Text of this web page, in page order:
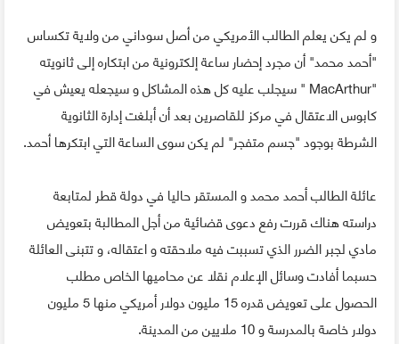
و لم يكن يعلم الطالب الأمريكي من أصل سوداني من ولاية تكساس
"أحمد محمد" أن مجرد إحضار ساعة إلكترونية من ابتكاره إلى ثانويته
"MacArthur " سيجلب عليه كل هذه المشاكل و سيجعله يعيش في
كابوس الاعتقال في مركز للقاصرين بعد أن أبلغت إدارة الثانوية
الشرطة بوجود "جسم متفجر" لم يكن سوى الساعة التي ابتكرها أحمد.
عائلة الطالب أحمد محمد و المستقر حاليا في دولة قطر لمتابعة
دراسته هناك قررت رفع دعوى قضائية من أجل المطالبة بتعويض
مادي لجبر الضرر الذي تسببت فيه ملاحقته و اعتقاله، و تتبنى العائلة
حسبما أفادت وسائل الإعلام نقلا عن محاميها الخاص مطلب
الحصول على تعويض قدره 15 مليون دولار أمريكي منها 5 مليون
دولار خاصة بالمدرسة و 10 ملايين من المدينة.